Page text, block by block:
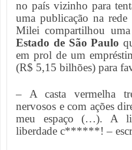
no país vizinho para
uma publicação na
Milei compartilhou
Estado de São Paulo
em prol de um
(R$ 5,15 bilhões) para
– A casta vermelha
nervosos e com ações
meu espaço (…). A
liberdade c******! –